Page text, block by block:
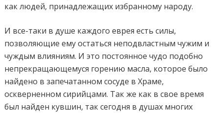
как людей, принадлежащих избранному народу.
И все-таки в душе каждого еврея есть силы,
позволяющие ему остаться неподвластным чужим и
чуждым влияниям. И это постоянное чудо подобно
непрекращающемуся горению масла, которое было
найдено в запечатанном сосуде в Храме,
оскверненном сирийцами. Так же как в свое время
был найден кувшин, так сегодня в душах многих